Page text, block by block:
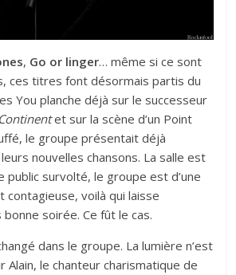
, Go or linger… même si ce sont
ces titres font désormais partis du
You planche déjà sur le successeur
et sur la scène d’un Point
le groupe présentait déjà
nouvelles chansons. La salle est
public survolté, le groupe est d’une
contagieuse, voilà qui laisse
soirée. Ce fût le cas.
dans le groupe. La lumière n’est
Alain, le chanteur charismatique de